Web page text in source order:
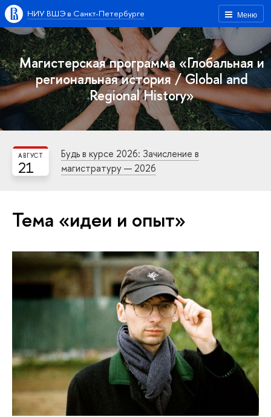
Меню
НИУ ВШЭ в Санкт-Петербурге
Магистерская программа «Глобальная и
региональная история / Global and
Regional History»
21
АВГУСТ
Будь в курсе 2026: Зачисление в
магистратуру — 2026
Тема «идеи и опыт»